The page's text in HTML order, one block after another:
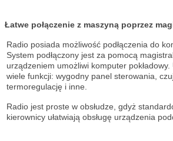
Łatwe połączenie z maszyną poprzez
Radio posiada możliwość podłączenia do
System podłączony jest za pomocą
urządzeniem umożliwi komputer
wiele funkcji: wygodny panel sterowania,
termoregulację i inne.
Radio jest proste w obsłudze, gdyż
kierownicy ułatwiają obsługę urządzenia